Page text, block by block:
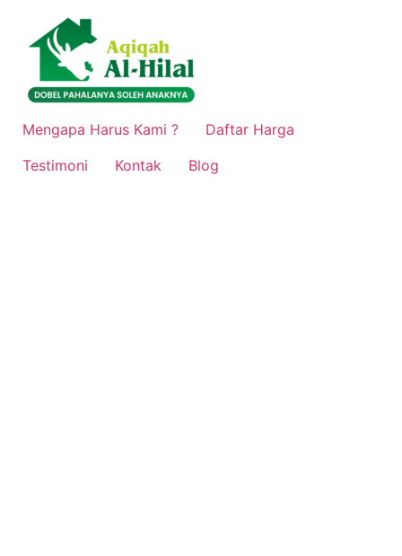
konten
Mengapa Harus Kami ?
Daftar Harga
Testimoni
Kontak Blog